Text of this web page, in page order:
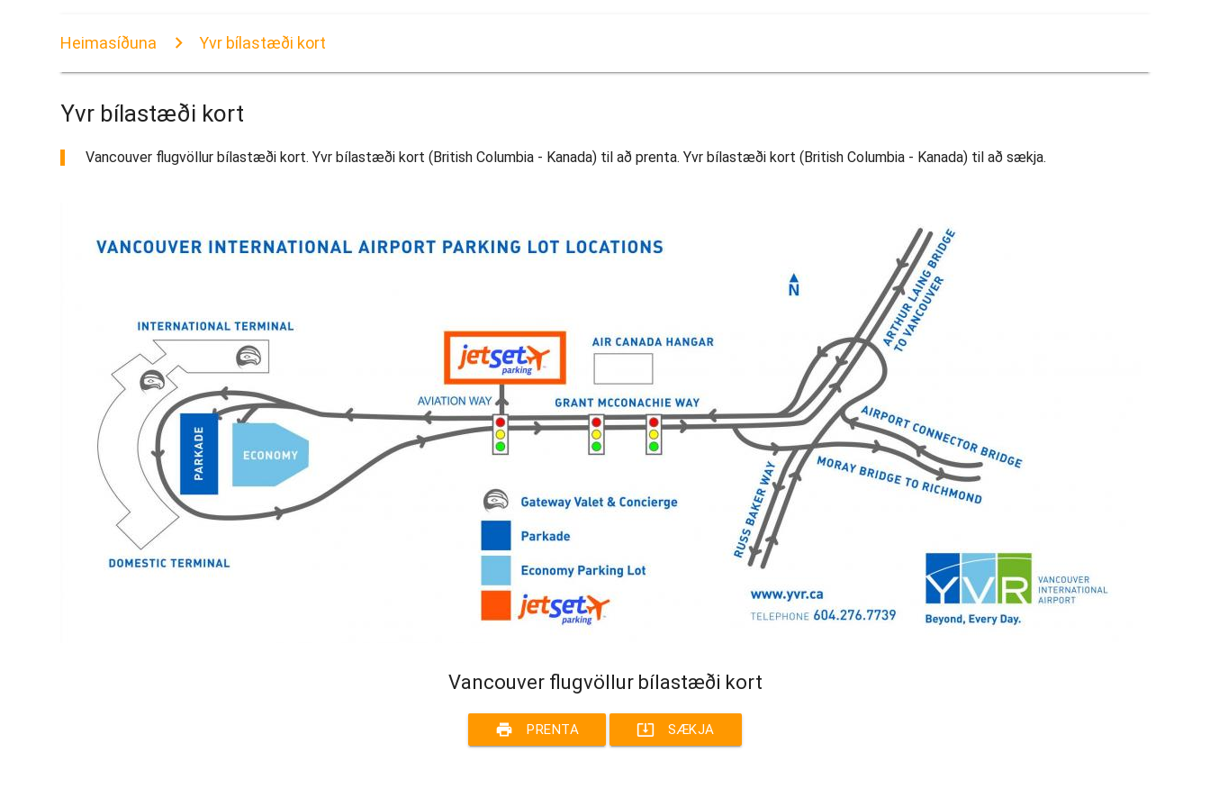
Heimasíðuna Yvr bílastæði kort
Yvr bílastæði kort
Vancouver flugvöllur bílastæði kort. Yvr bílastæði kort (British Columbia - Kanada) til að prenta. Yvr bílastæði kort (British Columbia - Kanada) til að sækja.
Vancouver flugvöllur bílastæði kort
print PRENTA system_update_alt SÆKJA